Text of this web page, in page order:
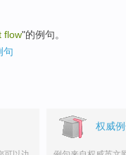
flow"的例句。
句
权威